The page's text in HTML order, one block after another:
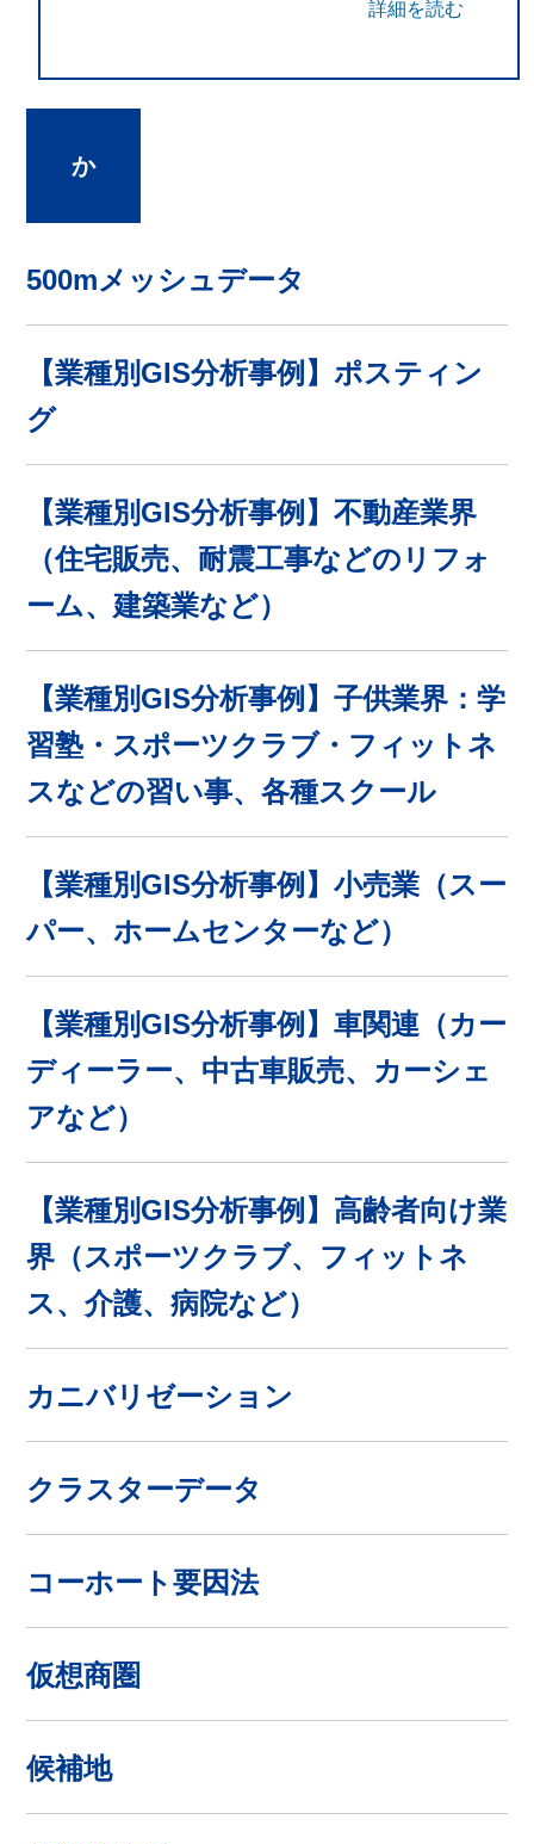
詳細を読む
か
500mメッシュデータ
【業種別GIS分析事例】ポスティン
グ
【業種別GIS分析事例】不動産業界
（住宅販売、耐震工事などのリフォ
ーム、建築業など）
【業種別GIS分析事例】子供業界：学
習塾・スポーツクラブ・フィットネ
スなどの習い事、各種スクール
【業種別GIS分析事例】小売業（スー
パー、ホームセンターなど）
【業種別GIS分析事例】車関連（カー
ディーラー、中古車販売、カーシェ
アなど）
【業種別GIS分析事例】高齢者向け業
界（スポーツクラブ、フィットネ
ス、介護、病院など）
カニバリゼーション
クラスターデータ
コーホート要因法
仮想商圏
候補地